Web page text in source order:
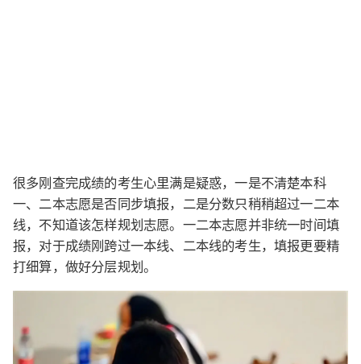
很多刚查完成绩的考生心里满是疑惑，一是不清楚本科
一、二本志愿是否同步填报，二是分数只稍稍超过一二本
线，不知道该怎样规划志愿。一二本志愿并非统一时间填
报，对于成绩刚跨过一本线、二本线的考生，填报更要精
打细算，做好分层规划。